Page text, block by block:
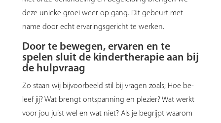
deze unieke groei weer op gang. Dit gebeurt met
name door echt ervaringsgericht te werken.
Door te bewegen, ervaren en te
spelen sluit de kindertherapie aan bij
de hulpvraag
Zo staan wij bijvoorbeeld stil bij vragen zoals; Hoe be-
leef jij? Wat brengt ontspanning en plezier? Wat werkt
voor jou juist wel en wat niet? Als je begrijpt waarom